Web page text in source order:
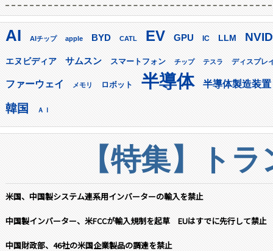
AI AIチップ apple BYD CATL EV GPU IC LLM
エヌビディア サムスン スマートフォン チップ テスラ ディスプレ
ファーウェイ メモリ ロボット 半導体 半導体製造装置
韓国 ＡＩ
【特集】ト
米国、中国製システム連系用インバーターの輸入を禁止
中国製インバーター、米FCCが輸入規制を起草 EUはすでに先行して禁止
中国財政部、46社の米国企業製品の調達を禁止